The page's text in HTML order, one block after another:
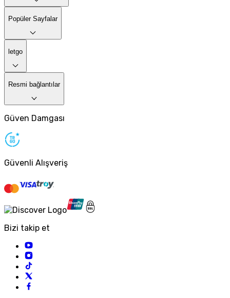
Popüler Sayfalar
letgo
Resmi bağlantılar
Güven Damgası
Güvenli Alışveriş
Bizi takip et